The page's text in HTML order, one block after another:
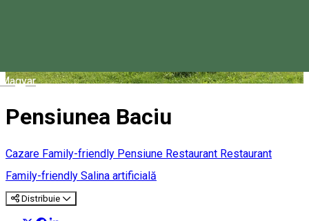
Magyar
Pensiunea Baciu
Cazare Family-friendly Pensiune Restaurant Restaurant
Family-friendly Salina artificială
Distribuie